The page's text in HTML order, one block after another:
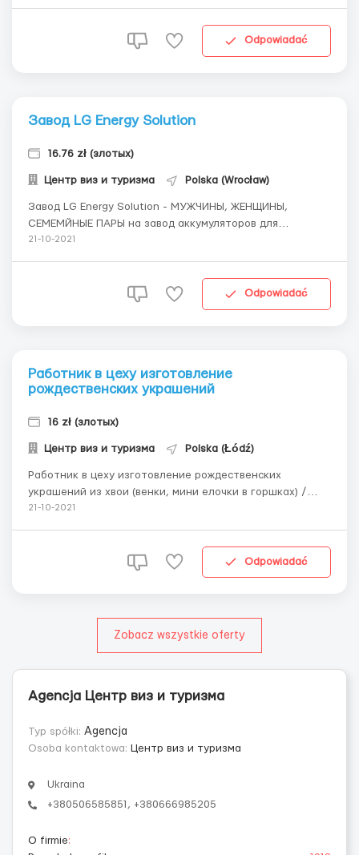
производится покраска и лакировка изделий, следо...
Odpowiadać
Завод LG Energy Solution
16.76 zł (злотых)
Центр виз и туризма Polska (Wrocław)
Завод LG Energy Solution - МУЖЧИНЫ, ЖЕНЩИНЫ,
СЕМЕМЙНЫЕ ПАРЫ на завод аккумуляторов для
электромобилей BMW, JAGUAR, AUDI. Зарплата: 14.00
до работы оплачивается работодателем. Питание в
21-10-2021
Odpowiadać
Работник в цеху изготовление
рождественских украшений
16 zł (злотых)
Центр виз и туризма Polska (Łódź)
Работник в цеху изготовление рождественских
украшений из хвои (венки, мини елочки в горшках) /
посадка саженцев (мужчины, женщины, семейные пары
рождественских украшений венки, мини елочки в
21-10-2021
Odpowiadać
Zobacz wszystkie oferty
Agencja Центр виз и туризма
Typ spółki: Agencja
Osoba kontaktowa: Центр виз и туризма
Ukraina
+380506585851, +380666985205
O firmie: